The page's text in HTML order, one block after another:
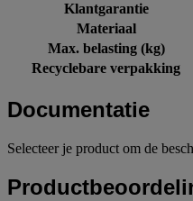
Klantgarantie
Materiaal
Max. belasting (kg)
Recyclebare verpakking
Documentatie
Selecteer je product om de